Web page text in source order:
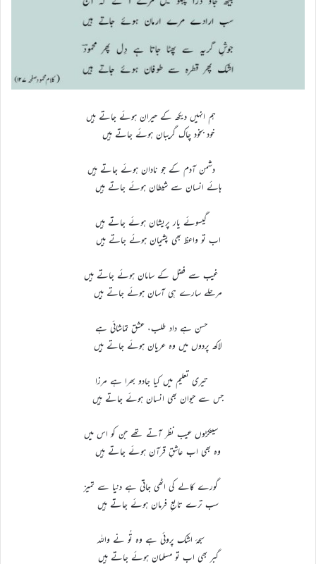
ہم انہیں دیکھ کے حیران ہوئے جاتے ہیں
خود بخود چاک گریبان ہوئے جاتے ہیں
دشمن آدم کے جو نادان ہوئے جاتے ہیں
ہائے انسان سے شیطان ہوئے جاتے ہیں
گیسوئے یار پریشان ہوئے جاتے ہیں
اب تو واعظ بھی پشیمان ہوئے جاتے ہیں
غیب سے فضل کے سامان ہوئے جاتے ہیں
مرحلے سارے ہی آسان ہوئے جاتے ہیں
حسن ہے داد طلب، عشق تماشائی ہے
لاکھ پردوں میں وہ عریان ہوئے جاتے ہیں
تیری تعلیم میں کیا جادو بھرا ہے مرزا
جس سے حیوان بھی انسان ہوئے جاتے ہیں
سینکڑوں عیب نظر آتے تھے جن کو اس میں
وہ بھی اب عاشقِ قرآن ہوئے جاتے ہیں
گورے کالے کی اٹھی جاتی ہے دنیا سے تمیز
سب ترے تابعِ فرمان ہوئے جاتے ہیں
سبحۂ اشک پروئی ہے وہ تُو نے واللہ
گبر بھی اب تو مسلمان ہوئے جاتے ہیں